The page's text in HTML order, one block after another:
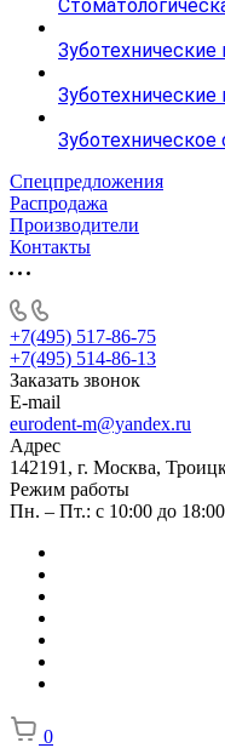
Спецпредложения
Распродажа
Производители
Контакты
+7(495) 517-86-75
+7(495) 514-86-13
Заказать звонок
E-mail
eurodent-m@yandex.ru
Адрес
142191, г. Москва,
Режим работы
Пн. – Пт.: с 10:00 до 18:00
0